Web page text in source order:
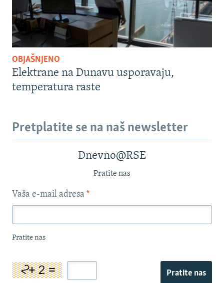
OBJAŠNJENO
Elektrane na Dunavu usporavaju,
temperatura raste
Pretplatite se na naš newsletter
Dnevno@RSE
Pratite nas
Vaša e-mail adresa *
Pratite nas
Pratite nas